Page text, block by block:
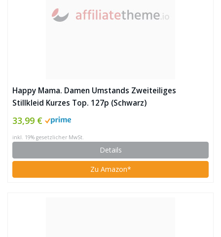
Happy Mama. Damen Umstands Zweiteiliges
Stillkleid Kurzes Top. 127p (Schwarz)
33,99 €
inkl. 19% gesetzlicher MwSt.
Details
Zu Amazon*